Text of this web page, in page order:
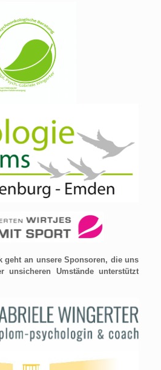
geht an unsere Sponsoren, die uns
unsicheren Umstände unterstützt